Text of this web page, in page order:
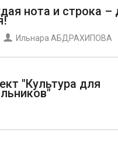
нота и строка –
Ильнара АБДРАХИПОВА
"Культура для